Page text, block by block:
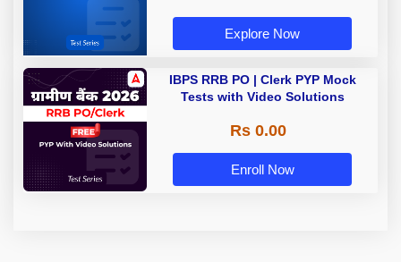
Explore Now
IBPS RRB PO | Clerk PYP Mock
Tests with Video Solutions
Rs 0.00
Enroll Now